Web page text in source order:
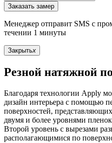
Заказать замер
Менеджер отправит SMS с
течении 1 минуты
Закрытьx
Резной натяжной
Благодаря технологии Apply
дизайн интерьера с помощью
поверхностей,
двумя и более уровнями
Второй уровень с вырезами
располагающимися по